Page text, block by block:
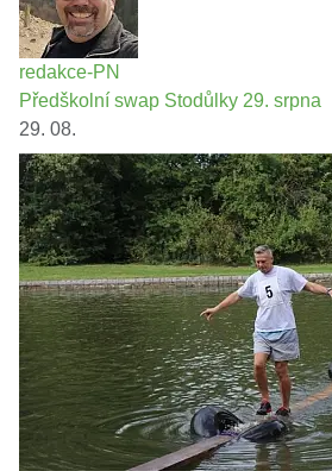
redakce-PN
Předškolní swap Stodůlky 29. srpna
29. 08.